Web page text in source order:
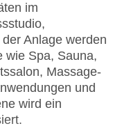
im
Anlage werden
wie Spa, Sauna,
Massage-
und
wird ein